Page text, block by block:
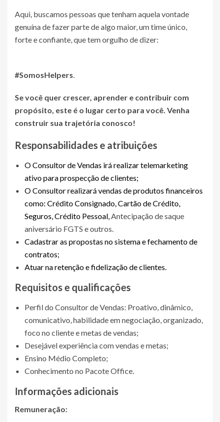
Aqui, buscamos pessoas que tenham aquela vontade
genuína de fazer parte de algo maior, um time único,
forte e confiante, que tem orgulho de dizer:
#SomosHelpers.
Se você quer crescer, aprender e contribuir com
propósito, este é o lugar certo para você. Venha
construir sua trajetória conosco!
Responsabilidades e atribuições
O Consultor de Vendas irá realizar telemarketing
ativo para prospecção de clientes;
O Consultor realizará vendas de produtos financeiros
como: Crédito Consignado, Cartão de Crédito,
Seguros, Crédito Pessoal,Antecipação de saque
aniversário FGTS e outros.
Cadastrar as propostas no sistema e fechamento de
contratos;
Atuar na retenção e fidelização de clientes.
Requisitos e qualificações
Perfil do Consultor de Vendas: Proativo, dinâmico,
comunicativo, habilidade em negociação, organizado,
foco no cliente e metas de vendas;
Desejável experiência com vendas e metas;
Ensino Médio Completo;
Conhecimento no Pacote Office.
Informações adicionais
Remuneração: